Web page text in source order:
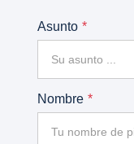
Asunto
Nombre